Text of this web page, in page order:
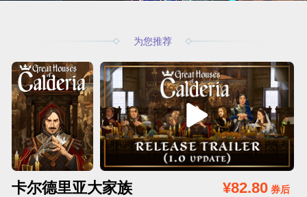
为您推荐
卡尔德里亚大家族 ¥82.80券后